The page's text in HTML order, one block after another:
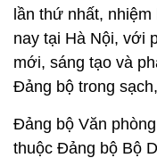
lần thứ nhất,
nay tại Hà Nội, với
mới, sáng tạo và
Đảng bộ trong
Đảng bộ Văn
thuộc Đảng bộ Bộ